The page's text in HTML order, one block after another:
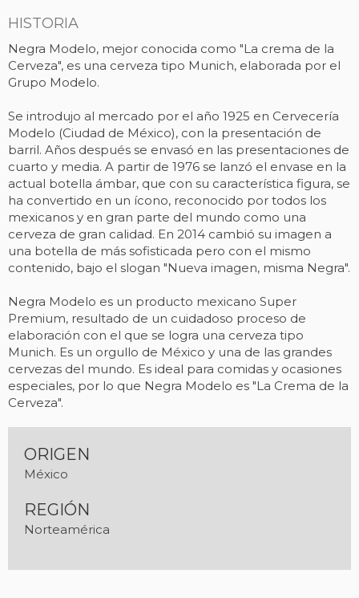
HISTORIA
Negra Modelo, mejor conocida como "La crema de la
Cerveza", es una cerveza tipo Munich, elaborada por el
Grupo Modelo.
Se introdujo al mercado por el año 1925 en Cervecería
Modelo (Ciudad de México), con la presentación de
barril. Años después se envasó en las presentaciones de
cuarto y media. A partir de 1976 se lanzó el envase en la
actual botella ámbar, que con su característica figura, se
ha convertido en un ícono, reconocido por todos los
mexicanos y en gran parte del mundo como una
cerveza de gran calidad. En 2014 cambió su imagen a
una botella de más sofisticada pero con el mismo
contenido, bajo el slogan "Nueva imagen, misma Negra".
Negra Modelo es un producto mexicano Super
Premium, resultado de un cuidadoso proceso de
elaboración con el que se logra una cerveza tipo
Munich. Es un orgullo de México y una de las grandes
cervezas del mundo. Es ideal para comidas y ocasiones
especiales, por lo que Negra Modelo es "La Crema de la
Cerveza".
ORIGEN
México
REGIÓN
Norteamérica